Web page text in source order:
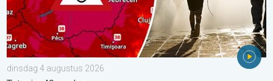
dinsdag 4 augustus 2026